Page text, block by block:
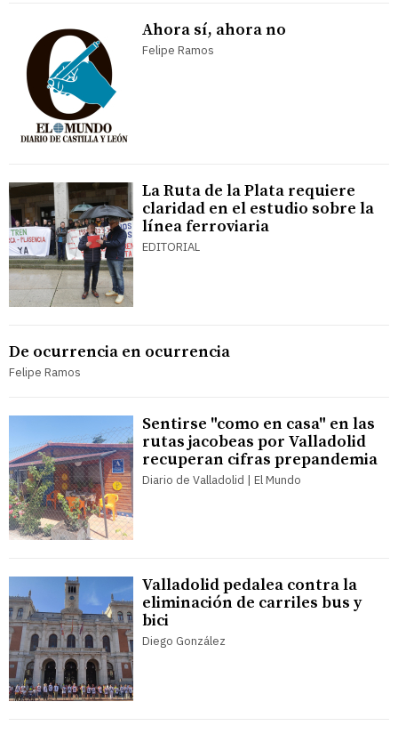
Ahora sí, ahora no
Felipe Ramos
La Ruta de la Plata requiere
claridad en el estudio sobre la
línea ferroviaria
EDITORIAL
De ocurrencia en ocurrencia
Felipe Ramos
Sentirse "como en casa" en las
rutas jacobeas por Valladolid
recuperan cifras prepandemia
Diario de Valladolid | El Mundo
Valladolid pedalea contra la
eliminación de carriles bus y
bici
Diego González